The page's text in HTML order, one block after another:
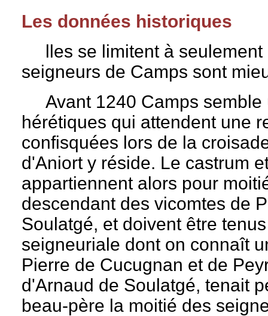
Les données historiques
lles se limitent à seulement
seigneurs de Camps sont
Avant 1240 Camps semble
hérétiques qui attendent une
confisquées lors de la
d'Aniort y réside. Le castrum
appartiennent alors pour
descendant des vicomtes de
Soulatgé, et doivent être
seigneuriale dont on connaît
Pierre de Cucugnan et de
d'Arnaud de Soulatgé, tenait
beau-père la moitié des